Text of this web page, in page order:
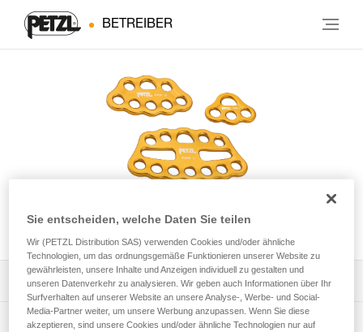
BETREIBER
PAW
Die Gebrauchsanleitung herunterladen
Technical Notice
App zur Kontrolle und Überprüfung Ihrer PSA-
Sie entscheiden, welche Daten Sie teilen
Wir (PETZL Distribution SAS) verwenden Cookies und/oder ähnliche
Technologien, um das ordnungsgemäße Funktionieren unserer Website zu
gewährleisten, unsere Inhalte und Anzeigen individuell zu gestalten und
unseren Datenverkehr zu analysieren. Wir geben auch Informationen über Ihr
Surfverhalten auf unserer Website an unsere Analyse-, Werbe- und Social-
Media-Partner weiter, um unsere Werbung anzupassen. Wenn Sie diese
akzeptieren, sind unsere Cookies und/oder ähnliche Technologien nur auf